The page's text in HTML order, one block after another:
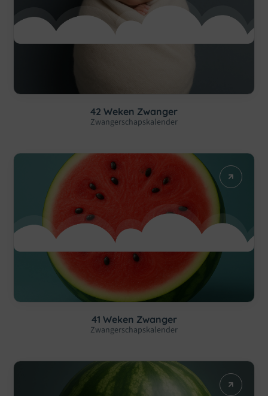
42 Weken Zwanger
Zwangerschapskalender
41 Weken Zwanger
Zwangerschapskalender